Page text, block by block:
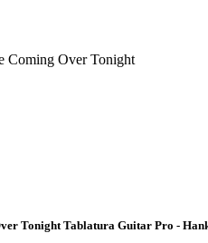
Coming Over Tonight
Tonight Tablatura Guitar Pro -